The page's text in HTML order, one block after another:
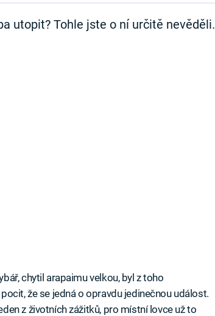
utopit? Tohle jste o ní určitě nevěděli.
chytil arapaimu velkou, byl z toho
že se jedná o opravdu jedinečnou událost.
z životních zážitků, pro místní lovce už to